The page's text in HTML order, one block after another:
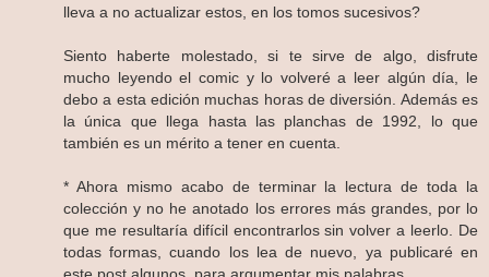
lleva a no actualizar estos, en los tomos sucesivos?
Siento haberte molestado, si te sirve de algo, disfrute
mucho leyendo el comic y lo volveré a leer algún día, le
debo a esta edición muchas horas de diversión. Además es
la única que llega hasta las planchas de 1992, lo que
también es un mérito a tener en cuenta.
* Ahora mismo acabo de terminar la lectura de toda la
colección y no he anotado los errores más grandes, por lo
que me resultaría difícil encontrarlos sin volver a leerlo. De
todas formas, cuando los lea de nuevo, ya publicaré en
este post algunos, para argumentar mis palabras.